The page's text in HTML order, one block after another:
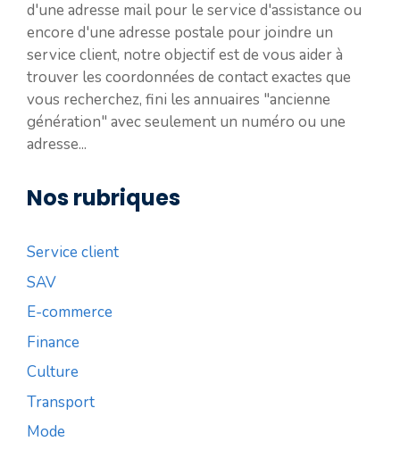
d'une adresse mail pour le service d'assistance ou
encore d'une adresse postale pour joindre un
service client, notre objectif est de vous aider à
trouver les coordonnées de contact exactes que
vous recherchez, fini les annuaires "ancienne
génération" avec seulement un numéro ou une
adresse...
Nos rubriques
Service client
SAV
E-commerce
Finance
Culture
Transport
Mode